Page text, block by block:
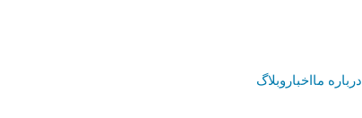
درباره مااخبار وبلاگ